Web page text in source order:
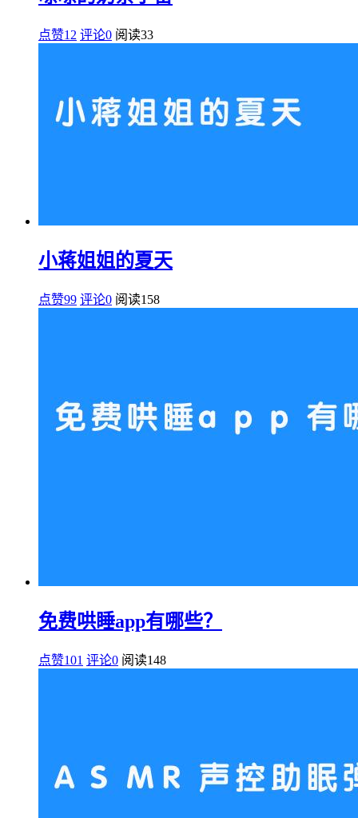
点赞12 评论0 阅读33
小蒋姐姐的夏天
点赞99 评论0 阅读158
免费哄睡app有哪些？
点赞101 评论0 阅读148